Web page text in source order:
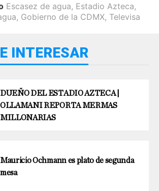
Escasez de agua, Estadio Azteca,
, Gobierno de la CDMX, Televisa
INTERESAR
DUEÑO DEL ESTADIO AZTECA |
OLLAMANI REPORTA MERMAS
MILLONARIAS
Mauricio Ochmann es plato de segunda
mesa